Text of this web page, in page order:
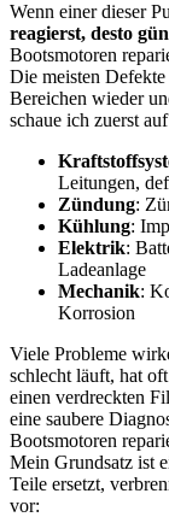
Wenn einer dieser
reagierst, desto
Bootsmotoren
Die meisten
Bereichen wieder
schaue ich zuerst
Leitungen,
Zündung:
Kühlung:
Elektrik:
Ladeanlage
Mechanik:
Korrosion
Viele Probleme
schlecht läuft, hat
einen verdreckten
eine saubere
Bootsmotoren
Mein Grundsatz ist
Teile ersetzt,
vor: